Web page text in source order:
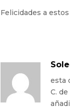
Felicidades a
esta
C.